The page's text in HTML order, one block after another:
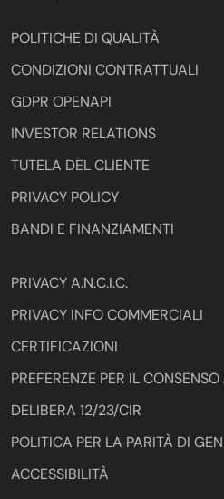
POLITICHE DI QUALITÀ
CONDIZIONI CONTRATTUALI
GDPR OPENAPI
INVESTOR RELATIONS
TUTELA DEL CLIENTE
PRIVACY POLICY
BANDI E FINANZIAMENTI
PRIVACY A.N.C.I.C.
PRIVACY INFO COMMERCIALI
CERTIFICAZIONI
PREFERENZE PER IL
DELIBERA 12/23/CIR
POLITICA PER LA PARITÀ DI
ACCESSIBILITÀ